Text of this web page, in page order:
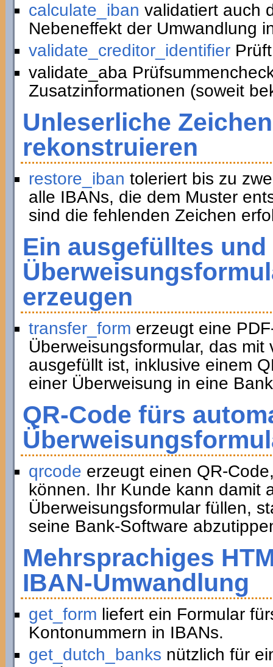
calculate_iban validatiert auch
Nebeneffekt der Umwandlung
validate_creditor_identifierPrüft
validate_aba
Zusatzinformationen (soweit
Unleserliche
rekonstruieren
restore_iban toleriert bis zu
alle IBANs, die dem Muster
sind die fehlenden Zeichen
Ein ausgefülltes
erzeugen
transfer_form erzeugt eine
Überweisungsformular, das
ausgefüllt ist, inklusive einem
einer Überweisung in eine
QR-Code fürs
qrcode erzeugt einen QR-
können. Ihr Kunde kann damit
Überweisungsformular füllen,
seine Bank-Software
Mehrsprachiges
IBAN-Umwandlung
get_form liefert ein Formular
Kontonummern in IBANs.
get_dutch_banks nützlich für